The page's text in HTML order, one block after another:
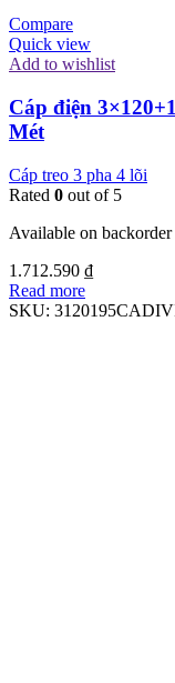
Compare
Quick view
Add to wishlist
Cáp điện
Mét
Cáp treo 3 pha 4 lõi
Rated 0 out of 5
Available on backorder
1.712.590 ₫
Read more
SKU: